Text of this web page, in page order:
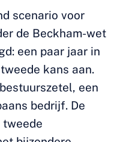
scenario voor
de Beckham-wet
een paar jaar in
kans aan.
een
bedrijf. De